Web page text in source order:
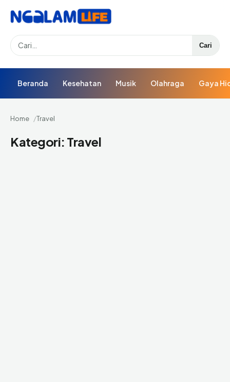
Search Cari
Beranda Kesehatan Musik Olahraga Gaya
Home Travel
Kategori: Travel